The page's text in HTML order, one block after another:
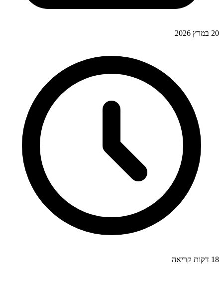
20 במרץ 2026
18 דקות קריאה